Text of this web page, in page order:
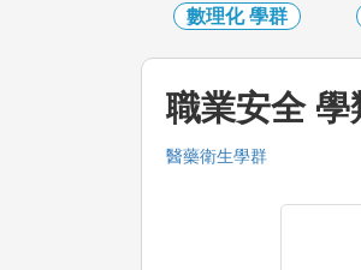
數理化學群
職業安全 學
醫藥衛生學群